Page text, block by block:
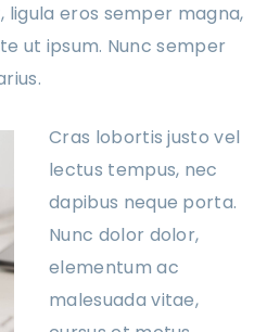
eros semper magna,
ut ipsum. Nunc semper
Cras lobortis justo vel
lectus tempus, nec
dapibus neque porta.
Nunc dolor dolor,
elementum ac
malesuada vitae,